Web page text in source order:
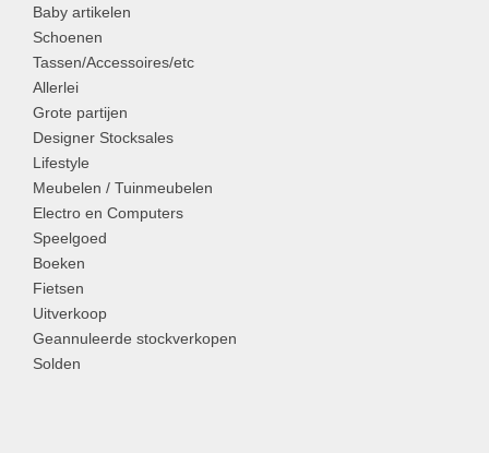
Baby artikelen
Schoenen
Tassen/Accessoires/etc
Allerlei
Grote partijen
Designer Stocksales
Lifestyle
Meubelen / Tuinmeubelen
Electro en Computers
Speelgoed
Boeken
Fietsen
Uitverkoop
Geannuleerde stockverkopen
Solden